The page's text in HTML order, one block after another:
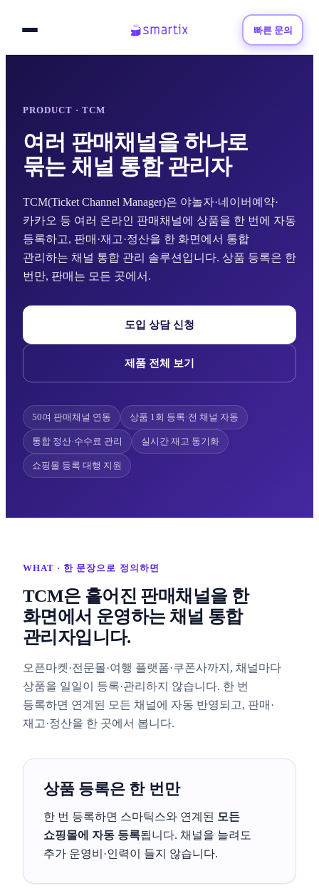
빠른 문의
PRODUCT · TCM
여러 판매채널을 하나로
묶는 채널 통합 관리자
TCM(Ticket Channel Manager)은 야놀자·네이버예약·
카카오 등 여러 온라인 판매채널에 상품을 한 번에 자동
등록하고, 판매·재고·정산을 한 화면에서 통합
관리하는 채널 통합 관리 솔루션입니다. 상품 등록은 한
번만, 판매는 모든 곳에서.
도입 상담 신청
제품 전체 보기
50여 판매채널 연동 상품 1회 등록·전 채널 자동
통합 정산·수수료 관리 실시간 재고 동기화
쇼핑몰 등록 대행 지원
WHAT · 한 문장으로 정의하면
TCM은 흩어진 판매채널을 한
화면에서 운영하는 채널 통합
관리자입니다.
오픈마켓·전문몰·여행 플랫폼·쿠폰사까지, 채널마다
상품을 일일이 등록·관리하지 않습니다. 한 번
등록하면 연계된 모든 채널에 자동 반영되고, 판매·
재고·정산을 한 곳에서 봅니다.
상품 등록은 한 번만
한 번 등록하면 스마틱스와 연계된
모든
쇼핑몰에 자동 등록됩니다. 채널을 늘려도
추가 운영비·인력이 들지 않습니다.